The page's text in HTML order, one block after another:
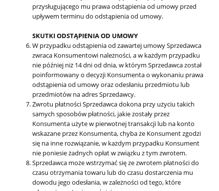
przysługującego mu prawa odstąpienia od umowy przed
upływem terminu do odstąpienia od umowy.
SKUTKI ODSTĄPIENIA OD UMOWY
W przypadku odstąpienia od zawartej umowy Sprzedawca
zwraca Konsumentowi należności, a w każdym przypadku
nie później niż 14 dni od dnia, w którym Sprzedawca został
poinformowany o decyzji Konsumenta o wykonaniu prawa
odstąpienia od umowy oraz odesłaniu przedmiotu lub
przedmiotów na adres Sprzedawcy.
Zwrotu płatności Sprzedawca dokona przy użyciu takich
samych sposobów płatności, jakie zostały przez
Konsumenta użyte w pierwotnej transakcji lub na konto
wskazane przez Konsumenta, chyba że Konsument zgodzi
się na inne rozwiązanie, w każdym przypadku Konsument
nie poniesie żadnych opłat w związku z tym zwrotem.
Sprzedawca może wstrzymać się ze zwrotem płatności do
czasu otrzymania towaru lub do czasu dostarczenia mu
dowodu jego odesłania, w zależności od tego, które